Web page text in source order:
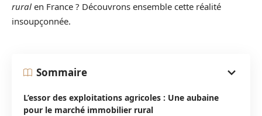
rural en France ? Découvrons ensemble cette réalité
insoupçonnée.
Sommaire
L’essor des exploitations agricoles : Une aubaine
pour le marché immobilier rural